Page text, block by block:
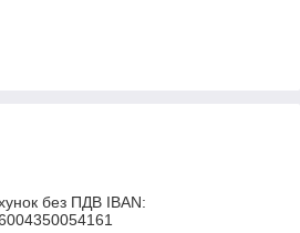
без ПДВ IBAN: